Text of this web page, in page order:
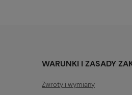
WARUNKI I ZASADY
Zwroty i wymiany